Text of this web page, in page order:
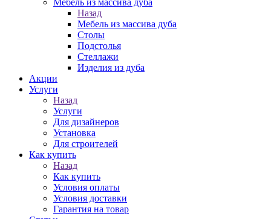
Мебель из массива дуба
Назад
Мебель из массива дуба
Столы
Подстолья
Стеллажи
Изделия из дуба
Акции
Услуги
Назад
Услуги
Для дизайнеров
Установка
Для строителей
Как купить
Назад
Как купить
Условия оплаты
Условия доставки
Гарантия на товар